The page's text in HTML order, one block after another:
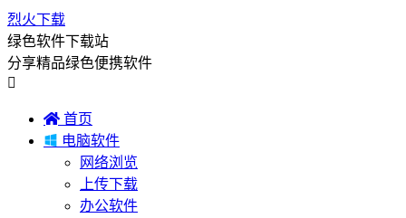
烈火下载
绿色软件下载站
分享精品绿色便携软件

 首页
 电脑软件
网络浏览
上传下载
办公软件